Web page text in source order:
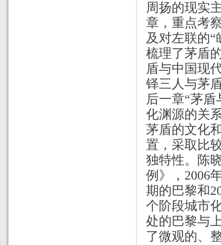
周扬的现实
章，重点考
及对左联的“
梳理了茅盾
盾与中国现
铎三人与茅
后一章“茅
化渊源的关
茅盾的文化
置，采取比
独特性。陈
例》， 2006
期的巴黎和
个阶段城市
处的巴黎与
了微观的、